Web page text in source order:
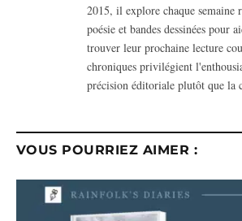
2015, il explore chaque semaine
poésie et bandes dessinées pour
trouver leur prochaine lecture
chroniques privilégient
précision éditoriale plutôt que la
VOUS POURRIEZ AIMER :